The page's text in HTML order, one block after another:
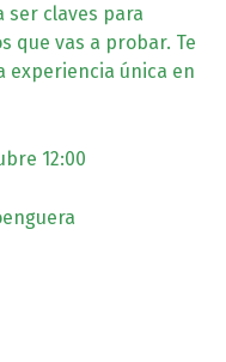
ser claves para
que vas a probar. Te
experiencia única en
12:00